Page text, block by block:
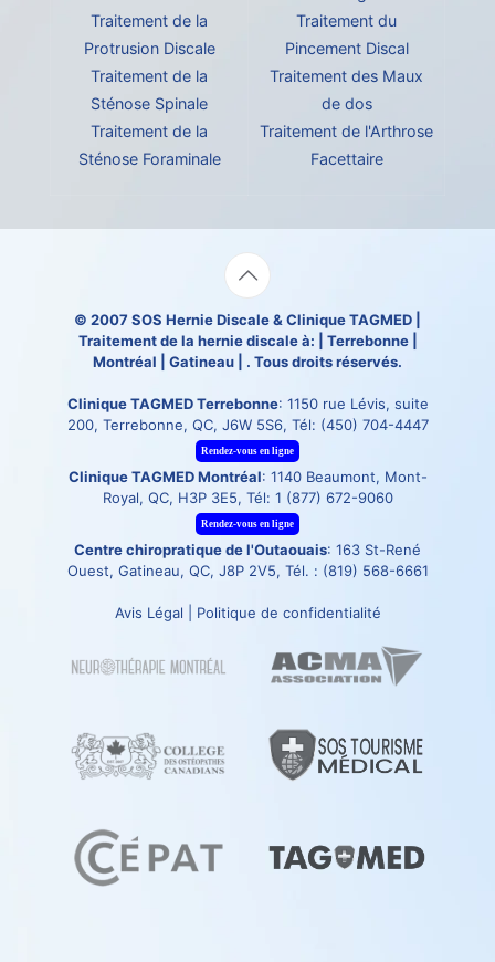
Traitement de la
Protrusion Discale
Traitement de la
Sténose Spinale
Traitement de la
Sténose Foraminale
Traitement du
Pincement Discal
Traitement des Maux
de dos
Traitement de l'Arthrose
Facettaire
© 2007SOS Hernie Discale&Clinique TAGMED
Traitement de la hernie discale à: | Terrebonne |
Montréal | Gatineau | . Tous droits réservés.
Clinique TAGMED Terrebonne: 1150 rue Lévis, suite
200, Terrebonne, QC, J6W 5S6, Tél: (450) 704-4447
Rendez-vous en ligne
Clinique TAGMED Montréal: 1140 Beaumont, Mont-
Royal, QC, H3P 3E5, Tél: 1 (877) 672-9060
Rendez-vous en ligne
Centre chiropratique de l'Outaouais: 163 St-René
Ouest, Gatineau, QC, J8P 2V5, Tél. : (819) 568-6661
Avis Légal Politique de confidentialité